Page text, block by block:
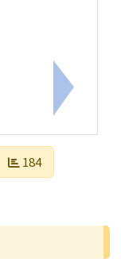
辦理「B5-2生成
下一筆：
184